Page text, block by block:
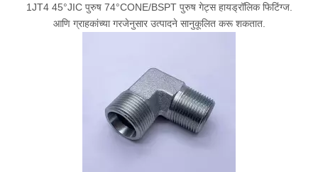
1JT4 45°JIC पुरुष 74°CONE/BSPT पुरुष गेट्स हायड्रॉलिक फिटिंग्ज.
आणि ग्राहकांच्या गरजेनुसार उत्पादने सानुकूलित करू शकतात.